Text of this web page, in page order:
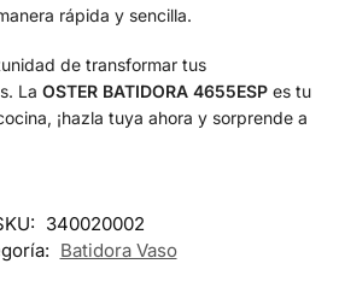
rápida y sencilla.
de transformar tus
La OSTER BATIDORA 4655ESP es tu
¡hazla tuya ahora y sorprende a
340020002
Batidora Vaso